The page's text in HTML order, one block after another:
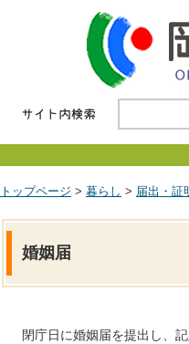
トップページ > 暮らし > 届出・証
婚姻届
閉庁日に婚姻届を提出し、